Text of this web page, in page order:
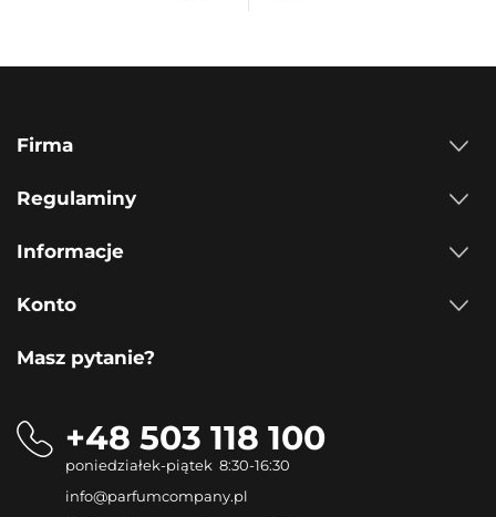
Firma
Regulaminy
Informacje
Konto
Masz pytanie?
+48 503 118 100
poniedziałek-piątek 8:30-16:30
info@parfumcompany.pl